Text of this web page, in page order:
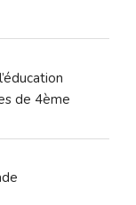
de 4ème